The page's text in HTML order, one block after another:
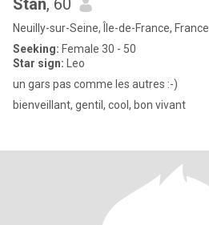
Stan, 60
Neuilly-sur-Seine, Île-de-France, France
Seeking: Female 30 - 50
Star sign: Leo
un gars pas comme les autres :-)
bienveillant, gentil, cool, bon vivant